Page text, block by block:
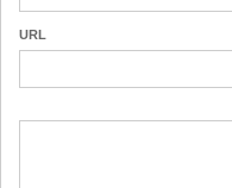
URL